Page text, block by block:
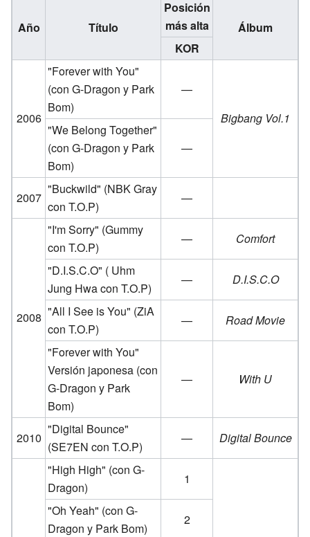
Año Título
Posición
más alta
Álbum
KOR
2006
"Forever with You"
(con G-Dragon y Park
Bom)
—
Bigbang Vol.1
"We Belong Together"
(con G-Dragon y Park
Bom)
—
2007
"Buckwild" (NBK Gray
con T.O.P)
—
2008
"I'm Sorry" (Gummy
con T.O.P)
—
Comfort
"D.I.S.C.O" ( Uhm
Jung Hwa con T.O.P)
—
D.I.S.C.O
"All I See is You" (ZiA
con T.O.P)
—
Road Movie
"Forever with You"
Versión japonesa (con
G-Dragon y Park
Bom)
— With U
2010
"Digital Bounce"
(SE7EN con T.O.P)
— Digital Bounce
"High High" (con G-
Dragon)
1
"Oh Yeah" (con G-
Dragon y Park Bom)
2